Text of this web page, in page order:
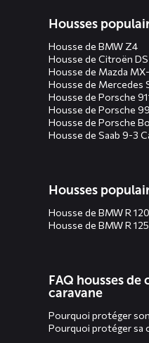
Housses
Housse de BMW Z4
Housse de Citroën DS
Housse de Mazda
Housse de Mercedes
Housse de Porsche
Housse de Porsche
Housse de Porsche
Housse de Saab 9-3
Housses
Housse de BMW R
Housse de BMW R
FAQ housses
caravane
Pourquoi protéger
Pourquoi protéger sa